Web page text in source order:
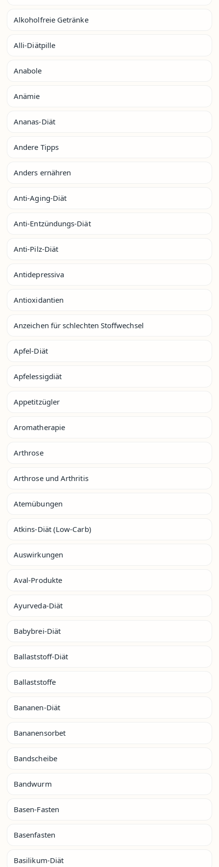
Alkoholfreie Getränke
Alli-Diätpille
Anabole
Anämie
Ananas-Diät
Andere Tipps
Anders ernähren
Anti-Aging-Diät
Anti-Entzündungs-Diät
Anti-Pilz-Diät
Antidepressiva
Antioxidantien
Anzeichen für schlechten Stoffwechsel
Apfel-Diät
Apfelessigdiät
Appetitzügler
Aromatherapie
Arthrose
Arthrose und Arthritis
Atemübungen
Atkins-Diät (Low-Carb)
Auswirkungen
Aval-Produkte
Ayurveda-Diät
Babybrei-Diät
Ballaststoff-Diät
Ballaststoffe
Bananen-Diät
Bananensorbet
Bandscheibe
Bandwurm
Basen-Fasten
Basenfasten
Basilikum-Diät